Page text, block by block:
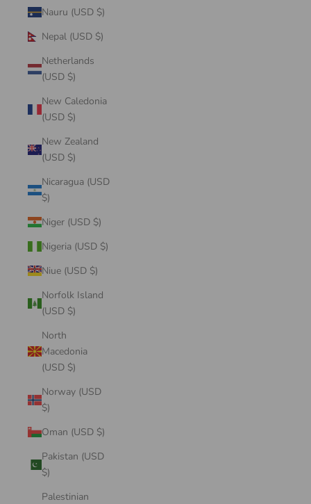
Nauru (USD $)
Nepal (USD $)
Netherlands
(USD $)
New Caledonia
(USD $)
New Zealand
(USD $)
Nicaragua (USD
$)
Niger (USD $)
Nigeria (USD $)
Niue (USD $)
Norfolk Island
(USD $)
North
Macedonia
(USD $)
Norway (USD
$)
Oman (USD $)
Pakistan (USD
$)
Palestinian